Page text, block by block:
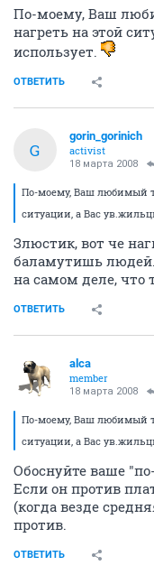
По-моему, Ваш
нагреть на этой
использует.
ОТВЕТИТЬ
G
gorin_gorinich
activist
18 марта 2008
По-моему, Ваш любимый
ситуации, а Вас
Злюстик, вот че
баламутишь людей.
на самом деле, что
ОТВЕТИТЬ
alca
member
18 марта 2008
По-моему, Ваш любимый
ситуации, а Вас
Обоснуйте ваше
Если он против
(когда везде
против.
ОТВЕТИТЬ